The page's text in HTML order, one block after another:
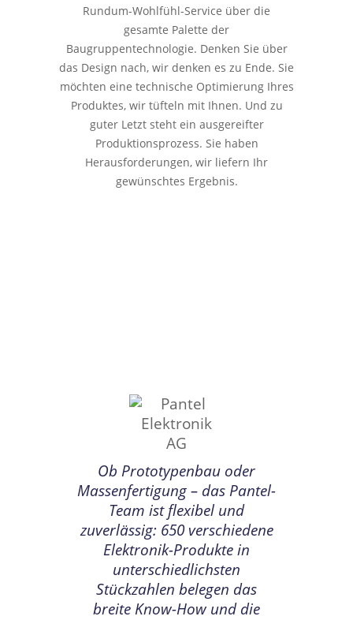
Rundum-Wohlfühl-Service über die
gesamte Palette der
Baugruppentechnologie. Denken Sie über
das Design nach, wir denken es zu Ende. Sie
möchten eine technische Optimierung Ihres
Produktes, wir tüfteln mit Ihnen. Und zu
guter Letzt steht ein ausgereifter
Produktionsprozess. Sie haben
Herausforderungen, wir liefern Ihr
gewünschtes Ergebnis.
Ob Prototypenbau oder
Massenfertigung – das Pantel-
Team ist flexibel und
zuverlässig: 650 verschiedene
Elektronik-Produkte in
unterschiedlichsten
Stückzahlen belegen das
breite Know-How und die